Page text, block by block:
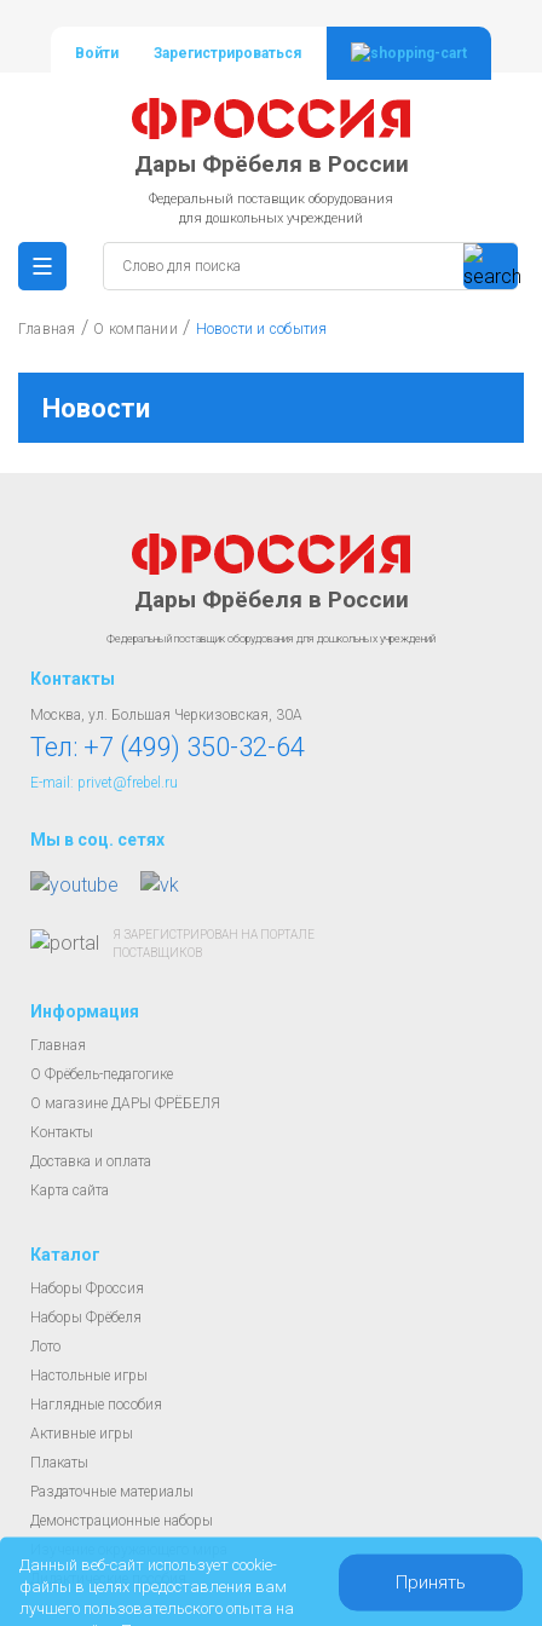
Войти Зарегистрироваться
Дары Фрёбеля в России
Федеральный поставщик оборудования
для дошкольных учреждений
Главная / О компании / Новости и события
Новости
Дары Фрёбеля в России
Федеральный поставщик оборудования для дошкольных учреждений
Контакты
Москва, ул. Большая Черкизовская, 30А
Тел: +7 (499) 350-32-64
E-mail: privet@frebel.ru
Мы в соц. сетях
Я ЗАРЕГИСТРИРОВАН НА ПОРТАЛЕ
ПОСТАВЩИКОВ
Информация
Главная
О Фрёбель-педагогике
О магазине ДАРЫ ФРЁБЕЛЯ
Контакты
Доставка и оплата
Карта сайта
Каталог
Наборы Фроссия
Наборы Фрёбеля
Лото
Настольные игры
Наглядные пособия
Активные игры
Плакаты
Раздаточные материалы
Демонстрационные наборы
Дидактические пособия
Данный веб-сайт использует cookie-
файлы в целях предоставления вам
лучшего пользовательского опыта на
Принять